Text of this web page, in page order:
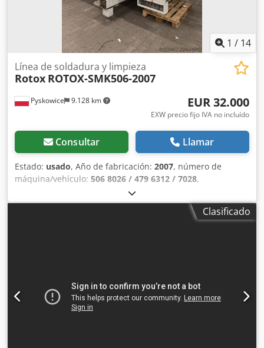
1 / 14
Pyskowice 9.128 km
Línea de soldadura y limpieza
Rotox ROTOX-SMK506-2007
EUR 32.000
EXW precio fijo IVA no incluído
Consultar Llamar
Estado: usado, Año de fabricación: 2007, número de
máquina/vehículo: 506 8026 / 479 6312 / 7028,
totalmente funcional
400 V, corriente de entrada:20 A, frecuencia de entrada:
, longitud de
perfiles de soldadura y limpieza de la empresa Rotox, año
de fabricación 10/2007. La línea funcionaba en la empresa
EUROCOLOR en la producción de ventanas y puertas de
Clasificado